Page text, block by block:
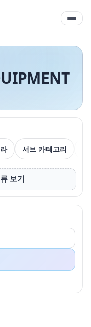
서브 카테고리
보기